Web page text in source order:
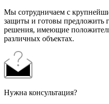
Мы сотрудничаем с
защиты и готовы предложить
решения, имеющие
различных объектах.
Нужна консультация?